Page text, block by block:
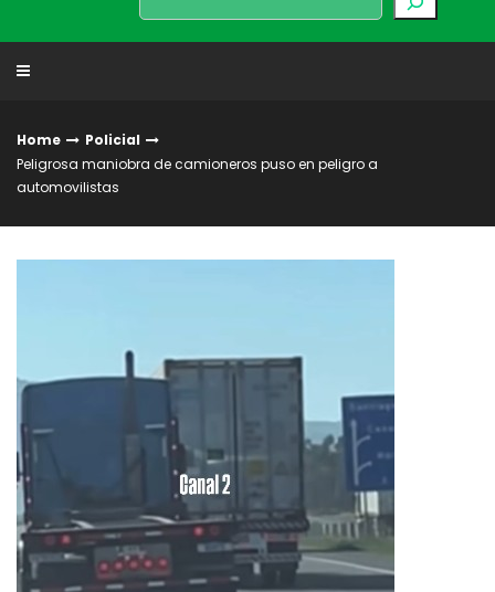
Home
Policial
Peligrosa maniobra de camioneros puso en peligro a
automovilistas